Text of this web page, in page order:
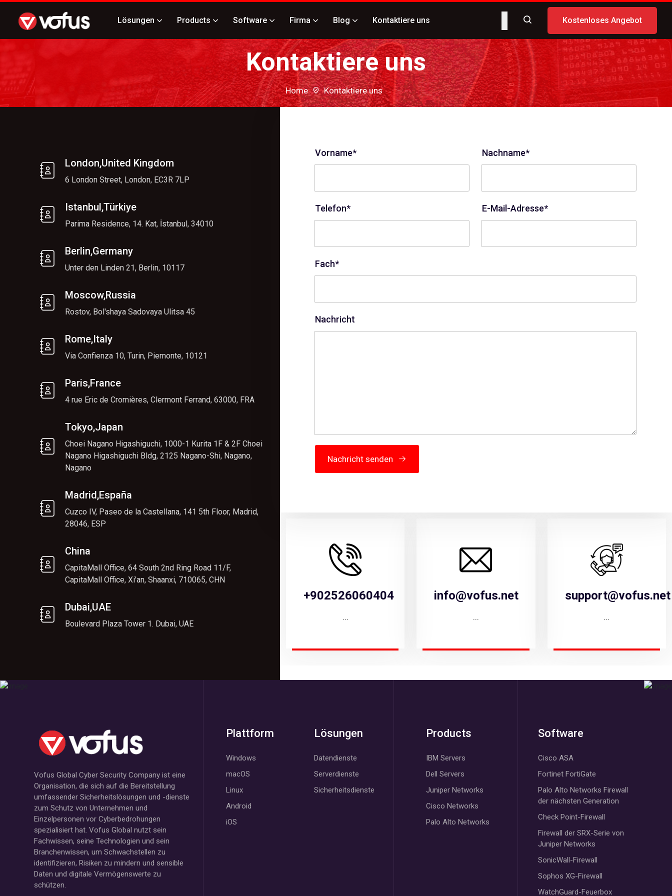
Lösungen Products Software Firma Blog Kontaktiere uns Kostenloses Angebot
Kontaktiere uns
Home Kontaktiere uns
London,United Kingdom
6 London Street, London, EC3R 7LP
Istanbul,Türkiye
Parima Residence, 14. Kat, İstanbul, 34010
Berlin,Germany
Unter den Linden 21, Berlin, 10117
Moscow,Russia
Rostov, Bol'shaya Sadovaya Ulitsa 45
Rome,Italy
Via Confienza 10, Turin, Piemonte, 10121
Paris,France
4 rue Eric de Cromières, Clermont Ferrand, 63000, FRA
Tokyo,Japan
Choei Nagano Higashiguchi, 1000-1 Kurita 1F & 2F Choei
Nagano Higashiguchi Bldg, 2125 Nagano-Shi, Nagano,
Nagano
Madrid,España
Cuzco IV, Paseo de la Castellana, 141 5th Floor, Madrid,
28046, ESP
China
CapitaMall Office, 64 South 2nd Ring Road 11/F,
CapitaMall Office, Xi'an, Shaanxi, 710065, CHN
Dubai,UAE
Boulevard Plaza Tower 1. Dubai, UAE
Vorname* Nachname*
Telefon* E-Mail-Adresse*
Fach*
Nachricht
Nachricht senden
+902526060404
...
info@vofus.net
...
support@vofus.net
...
Vofus Global Cyber Security Company ist eine
Organisation, die sich auf die Bereitstellung
umfassender Sicherheitslösungen und -dienste
zum Schutz von Unternehmen und
Einzelpersonen vor Cyberbedrohungen
spezialisiert hat. Vofus Global nutzt sein
Fachwissen, seine Technologien und sein
Branchenwissen, um Schwachstellen zu
identifizieren, Risiken zu mindern und sensible
Daten und digitale Vermögenswerte zu
schützen.
Plattform
Windows
macOS
Linux
Android
iOS
Lösungen
Datendienste
Serverdienste
Sicherheitsdienste
Products
IBM Servers
Dell Servers
Juniper Networks
Cisco Networks
Palo Alto Networks
Software
Cisco ASA
Fortinet FortiGate
Palo Alto Networks Firewall
der nächsten Generation
Check Point-Firewall
Firewall der SRX-Serie von
Juniper Networks
SonicWall-Firewall
Sophos XG-Firewall
WatchGuard-Feuerbox